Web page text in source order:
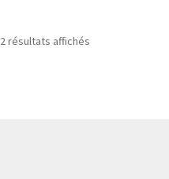
2 résultats affichés